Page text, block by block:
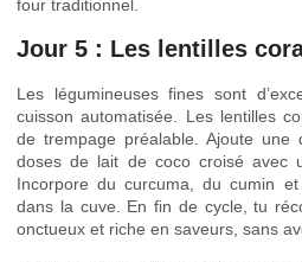
four traditionnel.
Jour 5 : Les lentilles
Les légumineuses fines sont
cuisson automatisée. Les lentilles
de trempage préalable. Ajoute
doses de lait de coco croisé avec
Incorpore du curcuma, du cumin
dans la cuve. En fin de cycle, tu
onctueux et riche en saveurs, sans